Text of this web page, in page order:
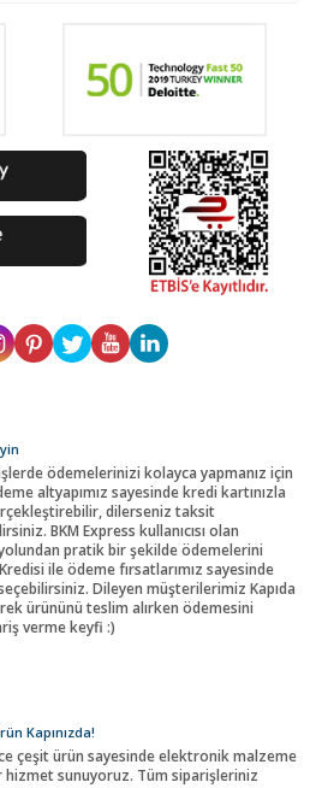
ödemelerinizi kolayca yapmanız için
altyapımız sayesinde kredi kartınızla
dilerseniz taksit
BKM Express kullanıcısı olan
pratik bir şekilde ödemelerini
ile ödeme fırsatlarımız sayesinde
Dileyen müşterilerimiz Kapıda
ürününü teslim alırken ödemesini
verme keyfi :)
Kapınızda!
çeşit ürün sayesinde elektronik malzeme
hizmet sunuyoruz. Tüm siparişleriniz